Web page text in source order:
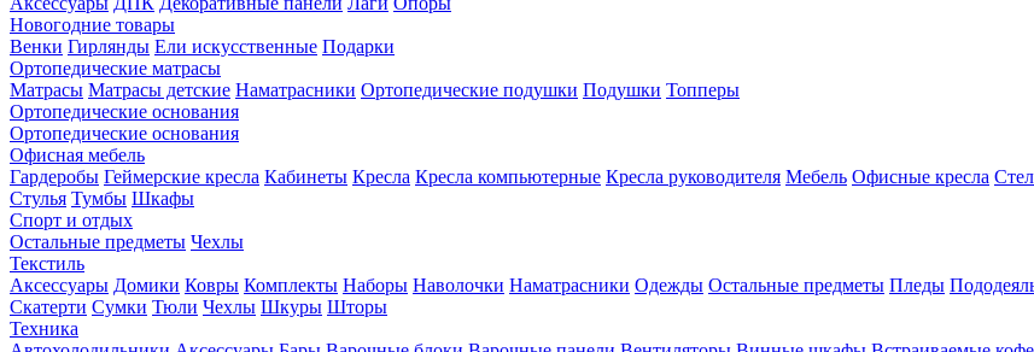
Новогодние товары
Венки Гирлянды Ели искусственные Подарки
Ортопедические матрасы
Матрасы Матрасы детские Наматрасники Ортопедические подушки Подушки Топперы
Ортопедические основания
Ортопедические основания
Офисная мебель
Гардеробы Геймерские кресла Кабинеты Кресла Кресла компьютерные Кресла руководителя Мебель Офисные кресла
Стулья Тумбы Шкафы
Спорт и отдых
Остальные предметы Чехлы
Текстиль
Аксессуары Домики Ковры Комплекты Наборы Наволочки Наматрасники Одежды Остальные предметы Пледы
Скатерти Сумки Тюли Чехлы Шкуры Шторы
Техника